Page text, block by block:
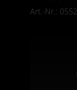
Vlies,
Art.-Nr.: